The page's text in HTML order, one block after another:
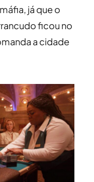
já que o
ficou no
a cidade